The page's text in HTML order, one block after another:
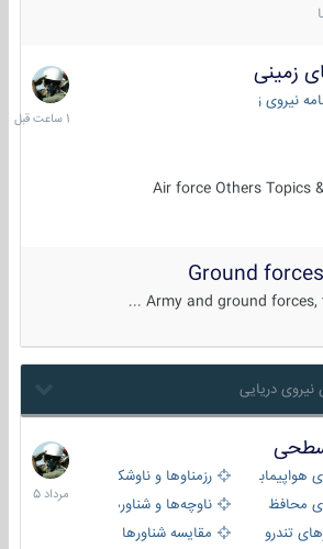
زمینی
نیروی زمینی
Air force Others Topics
1
ساعت
قبل
Ground
Army and ground
و بالگرد بررزمناوها و ناوشکن‌ها
محافظ
ناوچه‌ها و شناورهای گشتی
تندرو
مقایسه شناورها
2
مرداد
1405